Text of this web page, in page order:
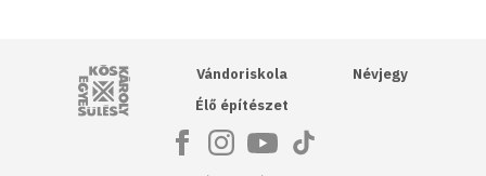
Kós Károly Egyesülés
Vándoriskola
Élő építészet
Névjegy